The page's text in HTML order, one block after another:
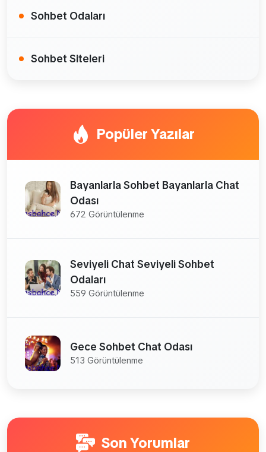
Sohbet Odaları
Sohbet Siteleri
Popüler Yazılar
Bayanlarla Sohbet Bayanlarla Chat
Odası
672 Görüntülenme
Seviyeli Chat Seviyeli Sohbet
Odaları
559 Görüntülenme
Gece Sohbet Chat Odası
513 Görüntülenme
Son Yorumlar